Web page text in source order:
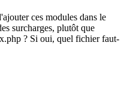
ces modules dans le
surcharges, plutôt que
? Si oui, quel fichier faut-